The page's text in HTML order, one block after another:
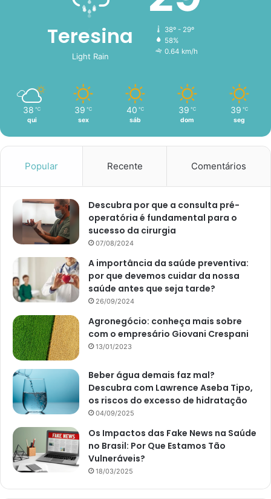
Teresina
Light Rain
38º - 29º
58%
0.64 km/h
38 ℃
qui
39 ℃
sex
40 ℃
sáb
39 ℃
dom
39 ℃
seg
Popular Recente Comentários
Descubra por que a consulta pré-
operatória é fundamental para o
sucesso da cirurgia
07/08/2024
A importância da saúde preventiva:
por que devemos cuidar da nossa
saúde antes que seja tarde?
26/09/2024
Agronegócio: conheça mais sobre
com o empresário Giovani Crespani
13/01/2023
Beber água demais faz mal?
Descubra com Lawrence Aseba Tipo,
os riscos do excesso de hidratação
04/09/2025
Os Impactos das Fake News na Saúde
no Brasil: Por Que Estamos Tão
Vulneráveis?
18/03/2025